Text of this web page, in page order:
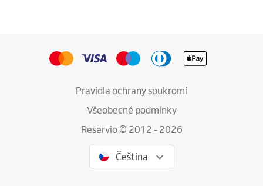
Pravidla ochrany soukromí
Všeobecné podmínky
Reservio © 2012 - 2026
Čeština